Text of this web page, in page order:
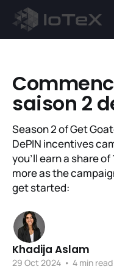
saison 2
Season 2 of Get
DePIN incentives
you'll earn a share of
more as the
get started:
Khadija Aslam
29 Oct 2024 • 4 min read